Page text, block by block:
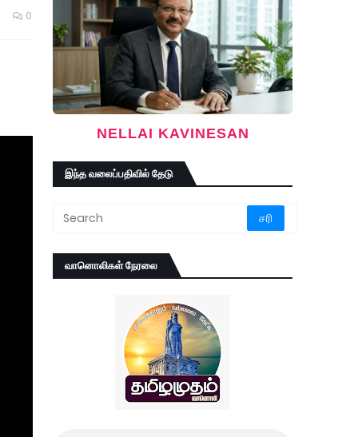
0
NELLAI KAVINESAN
இந்த வலைப்பதிவில் தேடு
வானொலிகள் நேரலை